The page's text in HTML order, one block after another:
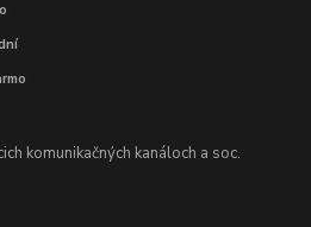
komunikačných kanáloch a soc.